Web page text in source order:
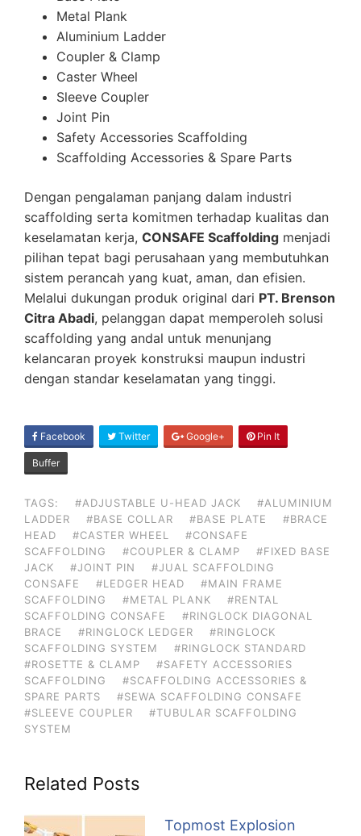
Metal Plank
Aluminium Ladder
Coupler & Clamp
Caster Wheel
Sleeve Coupler
Joint Pin
Safety Accessories Scaffolding
Scaffolding Accessories & Spare Parts
Dengan pengalaman panjang dalam industri
scaffolding serta komitmen terhadap kualitas dan
keselamatan kerja, CONSAFE Scaffolding menjadi
pilihan tepat bagi perusahaan yang membutuhkan
sistem perancah yang kuat, aman, dan efisien.
Melalui dukungan produk original dari PT. Brenson
Citra Abadi, pelanggan dapat memperoleh solusi
scaffolding yang andal untuk menunjang
kelancaran proyek konstruksi maupun industri
dengan standar keselamatan yang tinggi.
SHARE
ON
Facebook Twitter Google+ Pin It
Buffer
TAGS: #ADJUSTABLE U-HEAD JACK
#ALUMINIUM
LADDER
#BASE COLLAR #BASE PLATE
#BRACE
HEAD
#CASTER WHEEL
#CONSAFE
SCAFFOLDING
#COUPLER & CLAMP
#FIXED BASE
JACK
#JOINT PIN
#JUAL SCAFFOLDING
CONSAFE
#LEDGER HEAD
#MAIN FRAME
SCAFFOLDING
#METAL PLANK
#RENTAL
SCAFFOLDING CONSAFE
#RINGLOCK DIAGONAL
BRACE
#RINGLOCK LEDGER
#RINGLOCK
SCAFFOLDING SYSTEM
#RINGLOCK STANDARD
#ROSETTE & CLAMP
#SAFETY ACCESSORIES
SCAFFOLDING
#SCAFFOLDING ACCESSORIES &
SPARE PARTS
#SEWA SCAFFOLDING CONSAFE
#SLEEVE COUPLER
#TUBULAR SCAFFOLDING
SYSTEM
Related Posts
Topmost Explosion